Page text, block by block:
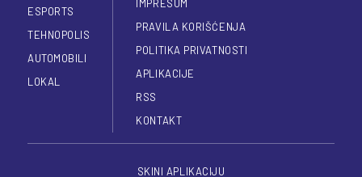
ESPORTS
TEHNOPOLIS
AUTOMOBILI
LOKAL
IMPRESUM
PRAVILA KORIŠĆENJA
POLITIKA PRIVATNOSTI
APLIKACIJE
RSS
KONTAKT
SKINI APLIKACIJU